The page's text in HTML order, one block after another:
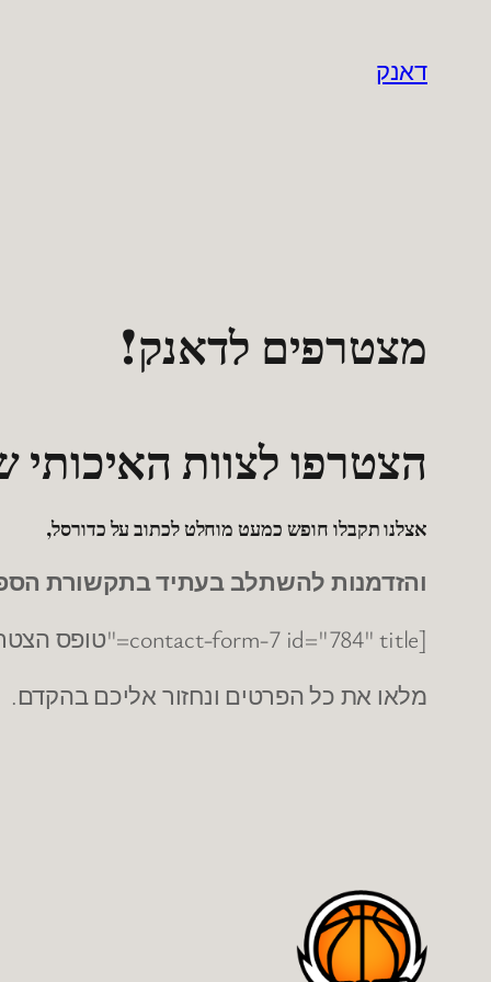
דאנק
מצטרפים לדאנק!
הצטרפו לצוות האיכותי
אצלנו תקבלו חופש כמעט מוחלט לכתוב על כדורסל,
והזדמנות להשתלב בעתיד בתקשורת
[contact-form-7 id="784" title="טופס הצטרפות לדאנק"]
מלאו את כל הפרטים ונחזור אליכם בהקדם.